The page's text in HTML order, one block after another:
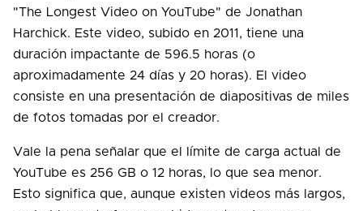
"The Longest Video on YouTube" de Jonathan
Harchick. Este video, subido en 2011, tiene una
duración impactante de 596.5 horas (o
aproximadamente 24 días y 20 horas). El video
consiste en una presentación de diapositivas de miles
de fotos tomadas por el creador.
Vale la pena señalar que el límite de carga actual de
YouTube es 256 GB o 12 horas, lo que sea menor.
Esto significa que, aunque existen videos más largos,